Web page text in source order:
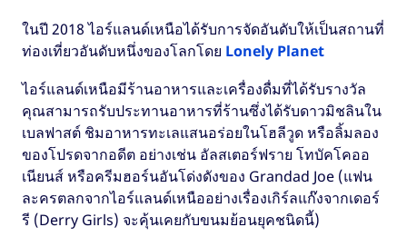
ในปี 2018 ไอร์แลนด์เหนือได้รับการจัดอันดับให้เป็นสถานที่
ท่องเที่ยวอันดับหนึ่งของโลกโดย Lonely Planet
ไอร์แลนด์เหนือมีร้านอาหารและเครื่องดื่มที่ได้รับรางวัล
คุณสามารถรับประทานอาหารที่ร้านซึ่งได้รับดาวมิชลินใน
เบลฟาสต์ ชิมอาหารทะเลแสนอร่อยในโฮลีวูด หรือลิ้มลอง
ของโปรดจากอดีต อย่างเช่น อัลสเตอร์ฟราย โทบัคโคออ
เนียนส์ หรือครีมฮอร์นอันโด่งดังของ Grandad Joe (แฟน
ละครตลกจากไอร์แลนด์เหนืออย่างเรื่องเกิร์ลแก๊งจากเดอร์
รี (Derry Girls) จะคุ้นเคยกับขนมย้อนยุคชนิดนี้)